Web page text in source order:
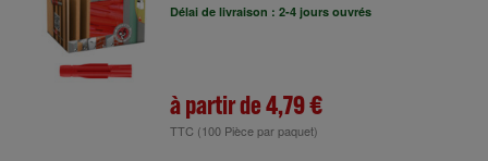
Délai de livraison : 2-4 jours ouvrés
à partir de4,79 €
TTC (100 Pièce par paquet)